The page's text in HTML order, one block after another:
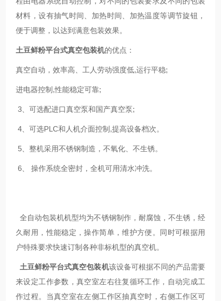
材料，设有抽气时间、加热时间、加热温度等调节旋钮，
便于调整，以达到满意包装效果。
土豆鲜粉平台式真空包装机的优点：
真空自动，效率高、工人劳动强度低,运行平稳;
进电器控制,性能稳定可靠;
3、可选配进口真空泵和国产真空泵;
4、可选PLC和人机介面控制,提高设备档次。
5、整机采用不锈钢制造，不氧化、不生锈。
6、 操作系统全密封，全机可用清水冲洗。
全自动包装机机型均为不锈钢制作，耐腐蚀，不生锈，经
久耐用，性能稳定，操作简单，维护方便。同时可根据用
户特殊要求快速订制各种非标机型的真空机。
土豆鲜粉平台式真空包装机该设备可根据不同的产品需要
来设定工作参数，真空室左右往复循环工作，自动完成工
作过程。当真空室在左侧工作区抽真空时，右侧工作区可